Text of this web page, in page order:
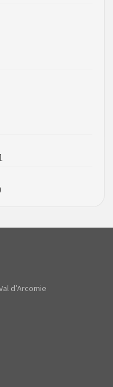
d’Arcomie